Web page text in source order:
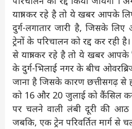
यात्रा कर रहे है तो ये खबर आपके
दुर्ग-लगातार जारी है, जिसके
ट्रेनों के परिचालन को रद्द कर रही
से यात्रा कर रहे है तो ये खबर
के दुर्ग-भिलाई नगर के बीच
जाना है जिसके कारण छत्तीसगढ़ से
को 16 और 20 जुलाई को कैंसिल कर
पर चलने वाली लंबी दूरी की आठ
जबकि, एक ट्रेन परिवर्तित मार्ग से